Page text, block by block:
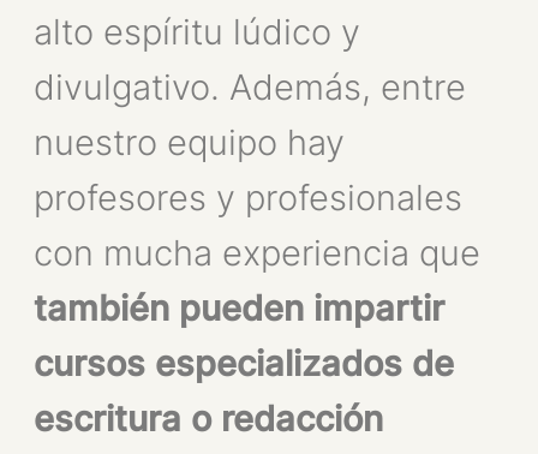
alto espíritu lúdico y
divulgativo. Además, entre
nuestro equipo hay
profesores y profesionales
con mucha experiencia que
también pueden impartir
cursos especializados de
escritura o redacción